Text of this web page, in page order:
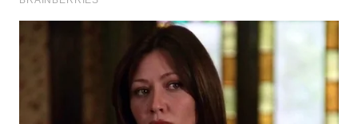
WAHANA